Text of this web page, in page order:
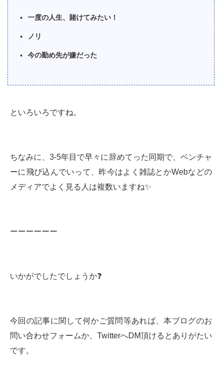
一度の人生、賭けてみたい！
ノリ
今の勤め先が嫌だった
といろいろですね。
ちなみに、3-5年目で早々に辞めてった同期で、ベンチャ
ーに飛び込んでいって、昨今はよく雑誌とかWebなどの
メディアでよく見る人は複数いますね✨
ーーーーーー
いかがでしたでしょうか❓
今回の記事に関して何かご質問等あれば、本ブログのお
問い合わせフォームか、TwitterへDM頂けるとありがたい
です。